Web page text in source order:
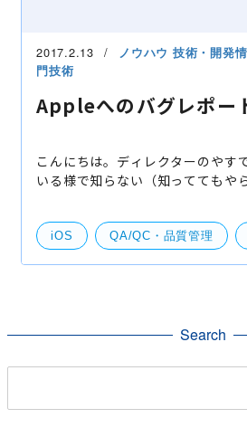
2017.2.13 ノウハウ 技術・開発
門技術
Appleへのバグレポー
こんにちは。ディレクターのやすです。 今回は
いる様で知らない（知っててもや
OSで不具合に当たって、Webを見
し、明
iOS QA/QC・品質管理
Search